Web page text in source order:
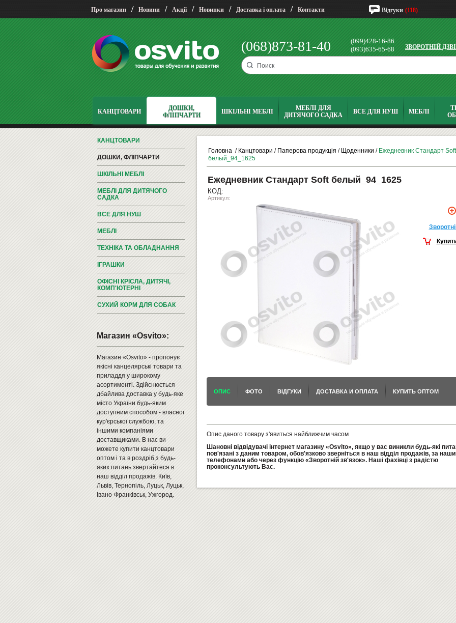
Про магазин / Новини / Акції / Новинки / Доставка і оплата / Контакти Відгуки (118)
(068)873-81-40
(099)428-16-86
(093)635-65-68
ЗВОРОТНІЙ
КАНЦТОВАРИ
ДОШКИ,
ФЛІПЧАРТИ
ШКІЛЬНІ МЕБЛІ
МЕБЛІ ДЛЯ
ДИТЯЧОГО САДКА
ВСЕ ДЛЯ НУШ МЕБЛІ
КАНЦТОВАРИ
ДОШКИ, ФЛІПЧАРТИ
ШКІЛЬНІ МЕБЛІ
МЕБЛІ ДЛЯ ДИТЯЧОГО
САДКА
ВСЕ ДЛЯ НУШ
МЕБЛІ
ТЕХНІКА ТА ОБЛАДНАННЯ
ІГРАШКИ
ОФІСНІ КРІСЛА, ДИТЯЧІ,
КОМП'ЮТЕРНІ
СУХИЙ КОРМ ДЛЯ СОБАК
Магазин «Osvito»:
Магазин «Osvito» - пропонує
якісні канцелярські товари та
приладдя у широкому
асортименті. Здійснюється
дбайлива доставка у будь-яке
місто України будь-яким
доступним способом - власної
кур'єрської службою, та
іншими компаніями
доставщиками. В нас ви
можете купити канцтовари
оптом і та в роздріб,з будь-
яких питань звертайтеся в
наш відділ продажів. Київ,
Львів, Тернопіль, Луцьк, Луцьк,
Івано-Франківськ, Ужгород.
Головна / Канцтовари / Паперова продукція / Щоденники / Ежедневник Стандарт Soft
белый_94_1625
Ежедневник Стандарт Soft белый_94_1625
КОД:
Артикул:
ОПИС ФОТО ВІДГУКИ ДОСТАВКА И ОПЛАТА КУПИТЬ ОПТОМ
Опис даного товару з'явиться найближчим часом
Шановні відвідувачі інтернет магазину «Osvito», якщо у вас виникли будь-які
пов'язані з даним товаром, обов'язково зверніться в наш відділ продажів, за
телефонами або через функцію «Зворотній зв'язок». Наші фахівці з радістю
проконсультують Вас.